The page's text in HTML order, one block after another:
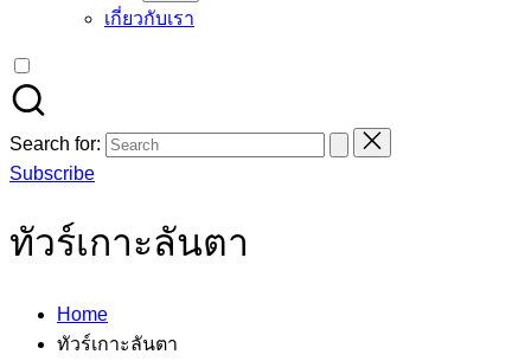
เกี่ยวกับเรา
Search for:
Subscribe
ทัวร์เกาะลันตา
Home
ทัวร์เกาะลันตา